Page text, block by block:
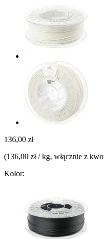
136,00 zł
(136,00 zł / kg, włącznie z
Kolor: